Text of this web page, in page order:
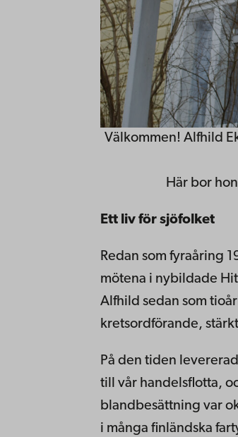
Välkommen! Alfhild
Här bor
Ett liv för sjöfolket
Redan som fyraåring
mötena i nybildade
Alfhild sedan som
kretsordförande,
På den tiden
till vår handelsflotta,
blandbesättning var
i många finländska